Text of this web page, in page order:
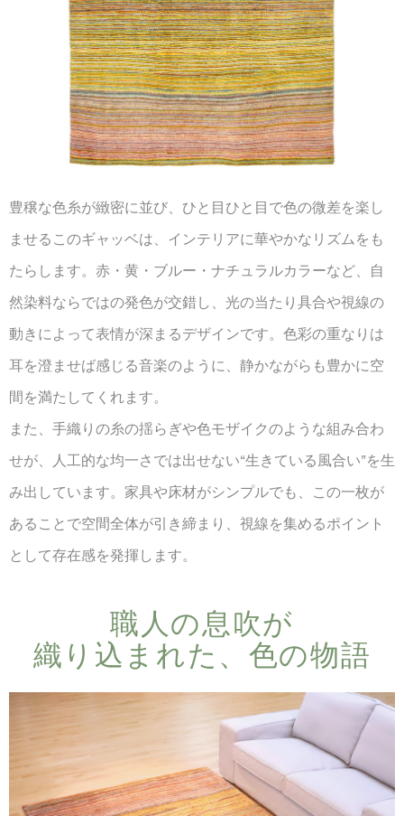
豊穣な色糸が緻密に並び、ひと目ひと目で色の微差を楽し
ませるこのギャッベは、インテリアに華やかなリズムをも
たらします。赤・黄・ブルー・ナチュラルカラーなど、自
然染料ならではの発色が交錯し、光の当たり具合や視線の
動きによって表情が深まるデザインです。色彩の重なりは
耳を澄ませば感じる音楽のように、静かながらも豊かに空
間を満たしてくれます。
また、手織りの糸の揺らぎや色モザイクのような組み合わ
せが、人工的な均一さでは出せない“生きている風合い”を生
み出しています。家具や床材がシンプルでも、この一枚が
あることで空間全体が引き締まり、視線を集めるポイント
として存在感を発揮します。
職人の​息吹が​
織り込まれた、​色の​物語